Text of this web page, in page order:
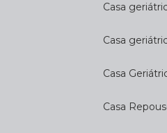
Casa
Casa
Casa
Casa